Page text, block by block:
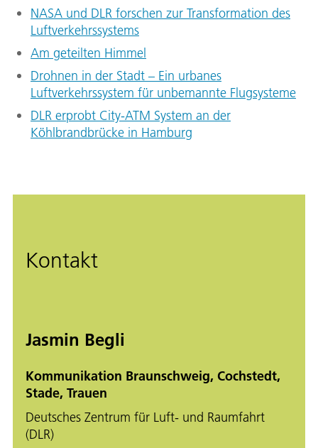
NASA und DLR forschen zur Transformation des
Luftverkehrssystems
Am geteilten Himmel
Drohnen in der Stadt – Ein urbanes
Luftverkehrssystem für unbemannte Flugsysteme
DLR erprobt City-ATM System an der
Köhlbrandbrücke in Hamburg
Kontakt
Jasmin Begli
Kommunikation Braunschweig, Cochstedt,
Stade, Trauen
Deutsches Zentrum für Luft- und Raumfahrt
(DLR)